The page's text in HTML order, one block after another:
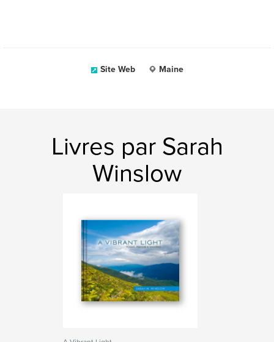
Site Web Maine
Livres par Sarah
Winslow